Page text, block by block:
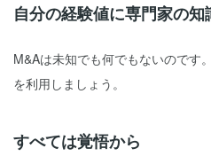
自分の経験値に専門家の知
M&Aは未知でも何でもないのです
を利用しましょう。
すべては覚悟から